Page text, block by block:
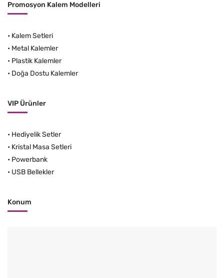
Promosyon Kalem Modelleri
• Kalem Setleri
• Metal Kalemler
• Plastik Kalemler
• Doğa Dostu Kalemler
VIP Ürünler
• Hediyelik Setler
• Kristal Masa Setleri
• Powerbank
• USB Bellekler
Konum